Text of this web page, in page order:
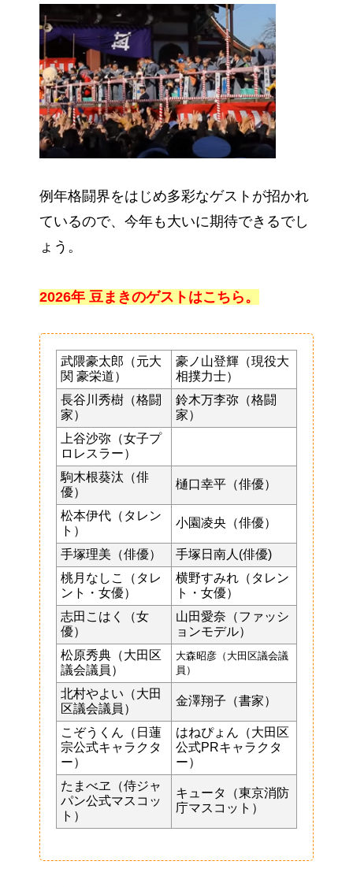
例年格闘界をはじめ多彩なゲストが招かれ
ているので、今年も大いに期待できるでし
ょう。
2026年 豆まきのゲストはこちら。
武隈豪太郎（元大
関 豪栄道）
豪ノ山登輝（現役大
相撲力士）
長谷川秀樹（格闘
家）
鈴木万李弥（格闘
家）
上谷沙弥（女子プ
ロレスラー）
駒木根葵汰（俳
優）
樋口幸平（俳優）
松本伊代（タレン
ト）
小園凌央（俳優）
手塚理美（俳優）
手塚日南人(俳優)
桃月なしこ（タレ
ント・女優）
横野すみれ（タレン
ト・女優）
志田こはく（女
優）
山田愛奈（ファッシ
ョンモデル）
松原秀典（大田区
議会議員）
大森昭彦（大田区議会議
員）
北村やよい（大田
区議会議員）
金澤翔子（書家）
こぞうくん（日蓮
宗公式キャラクタ
ー）
はねぴょん（大田区
公式PRキャラクタ
ー）
たまべヱ（侍ジャ
パン公式マスコッ
ト）
キュータ（東京消防
庁マスコット）